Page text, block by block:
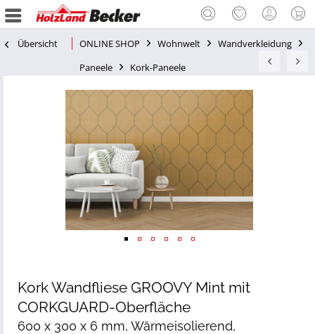
Übersicht ONLINE SHOP Wohnwelt
Wandverkleidung
Paneele
Kork-Paneele
Kork Wandfliese GROOVY Mint mit
CORKGUARD-Oberfläche
600 x 300 x 6 mm, Wärmeisolierend,